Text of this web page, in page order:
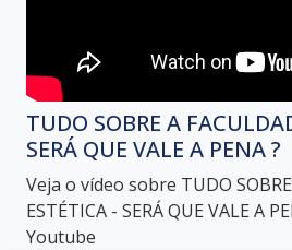
TUDO SOBRE A
SERÁ QUE VALE A PENA ?
Veja o vídeo sobre TUDO
ESTÉTICA - SERÁ QUE VALE A
Youtube